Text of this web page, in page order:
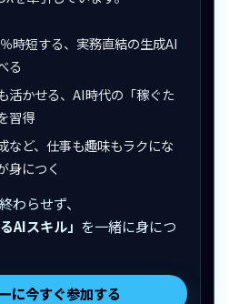
時短する、実務直結の生成AI
る
活かせる、AI時代の「稼ぐた
習得
など、仕事も趣味もラクにな
身につく
わらせず、
AIスキル」 を一緒に身につ
に今すぐ参加する